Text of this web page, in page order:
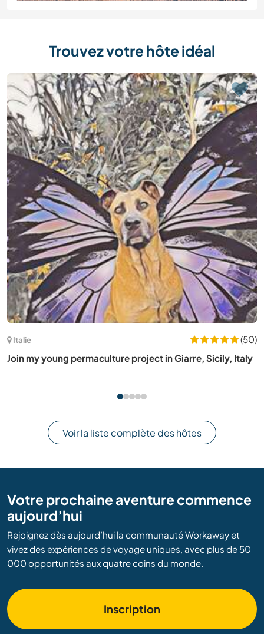
Trouvez votre hôte idéal
Allemagne
(64)
Theatre community welcomes your help for theatre
Voir la liste complète des hôtes
Votre prochaine aventure commence
aujourd’hui
Rejoignez dès aujourd’hui la communauté Workaway et
vivez des expériences de voyage uniques, avec plus de 50
000 opportunités aux quatre coins du monde.
Inscription